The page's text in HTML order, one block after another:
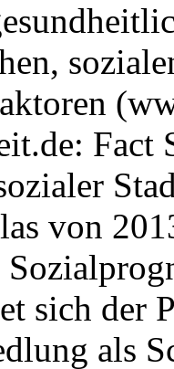
Fact
von
sich der
als